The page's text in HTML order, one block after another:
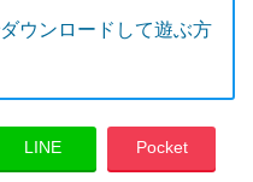
ウンロードして遊ぶ方
LINE Pocket